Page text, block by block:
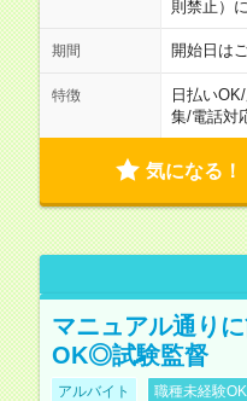
則禁止）
期間 開始日は
特徴 日払いOK/
集/電話対
気になる！
マニュアル通り
OK◎試験監督
アルバイト 職種未経験OK